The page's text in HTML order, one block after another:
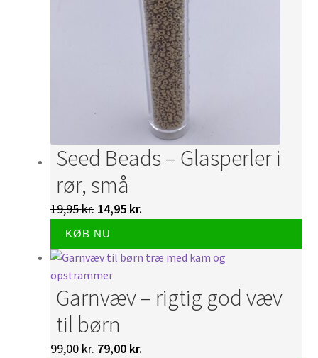
Seed Beads – Glasperler i
rør, små
19,95kr. Den
oprindelige
pris
var:
19,95 kr..
14,95 kr.Den
pris
14,95 kr..
KØB NU
Garnvæv – rigtig god væv
til børn
99,00kr. Den
79,00 kr.Den